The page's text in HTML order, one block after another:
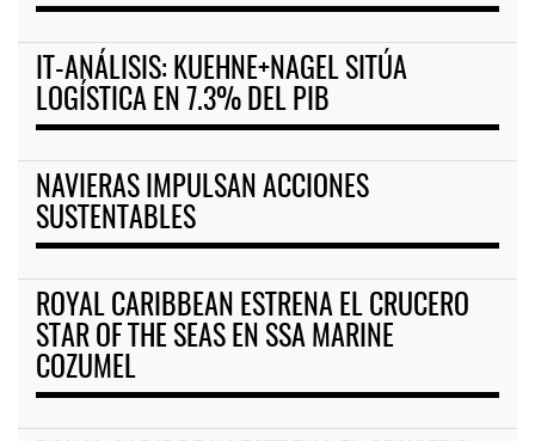
IT-ANÁLISIS: KUEHNE+NAGEL SITÚA
LOGÍSTICA EN 7.3% DEL PIB
NAVIERAS IMPULSAN ACCIONES
SUSTENTABLES
ROYAL CARIBBEAN ESTRENA EL CRUCERO
STAR OF THE SEAS EN SSA MARINE
COZUMEL